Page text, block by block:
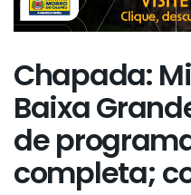
Chapada:
Baixa
de
completa;